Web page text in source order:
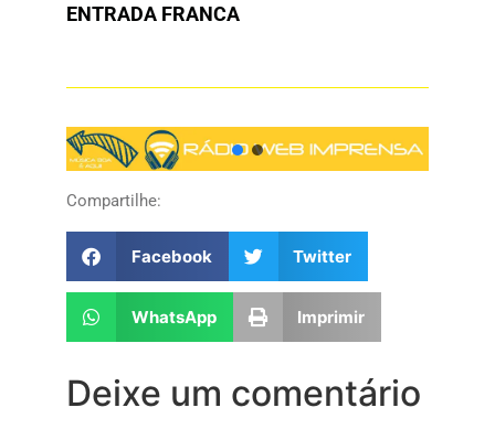
ENTRADA FRANCA
Compartilhe:
Facebook Twitter
WhatsApp Imprimir
Deixe um comentário